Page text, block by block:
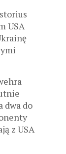
USA
dwa do
z USA